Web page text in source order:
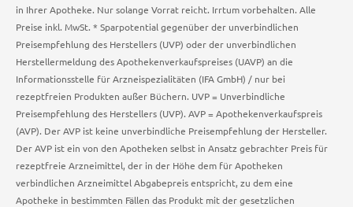
in Ihrer Apotheke. Nur solange Vorrat reicht. Irrtum vorbehalten. Alle
Preise inkl. MwSt. * Sparpotential gegenüber der unverbindlichen
Preisempfehlung des Herstellers (UVP) oder der unverbindlichen
Herstellermeldung des Apothekenverkaufspreises (UAVP) an die
Informationsstelle für Arzneispezialitäten (IFA GmbH) / nur bei
rezeptfreien Produkten außer Büchern. UVP = Unverbindliche
Preisempfehlung des Herstellers (UVP). AVP = Apothekenverkaufspreis
(AVP). Der AVP ist keine unverbindliche Preisempfehlung der Hersteller.
Der AVP ist ein von den Apotheken selbst in Ansatz gebrachter Preis für
rezeptfreie Arzneimittel, der in der Höhe dem für Apotheken
verbindlichen Arzneimittel Abgabepreis entspricht, zu dem eine
Apotheke in bestimmten Fällen das Produkt mit der gesetzlichen